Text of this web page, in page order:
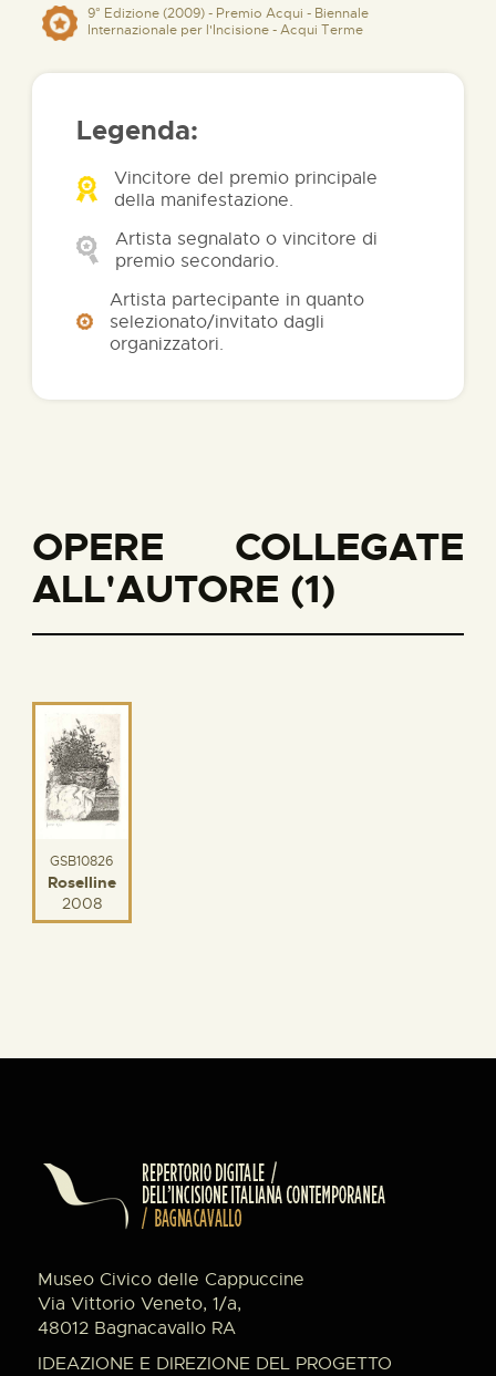
9° Edizione (2009) - Premio Acqui - Biennale
Internazionale per l'Incisione - Acqui Terme
Legenda:
Vincitore del premio principale
della manifestazione.
Artista segnalato o vincitore di
premio secondario.
Artista partecipante in quanto
selezionato/invitato dagli
organizzatori.
OPERE COLLEGATE
ALL'AUTORE (1)
GSB10826
Roselline
2008
Museo Civico delle Cappuccine
Via Vittorio Veneto, 1/a,
48012 Bagnacavallo RA
IDEAZIONE E DIREZIONE DEL PROGETTO